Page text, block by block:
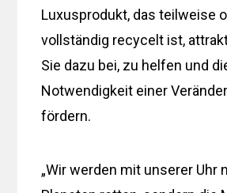
Luxusprodukt, das teilweise
vollständig recycelt ist,
Sie dazu bei, zu helfen und
Notwendigkeit einer
fördern.
„Wir werden mit unserer Uhr